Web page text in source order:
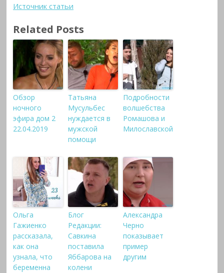
Источник статьи
Related Posts
Обзор
ночного
эфира дом 2
22.04.2019
Татьяна
Мусульбес
нуждается в
мужской
помощи
Подробности
волшебства
Ромашова и
Милославской
Ольга
Гажиенко
рассказала,
как она
узнала, что
беременна
Блог
Редакции:
Савкина
поставила
Яббарова на
колени
Александра
Черно
показывает
пример
другим